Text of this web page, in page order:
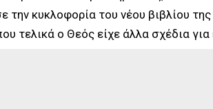
την κυκλοφορία του νέου βιβλίου
τελικά ο Θεός είχε άλλα σχέδια για